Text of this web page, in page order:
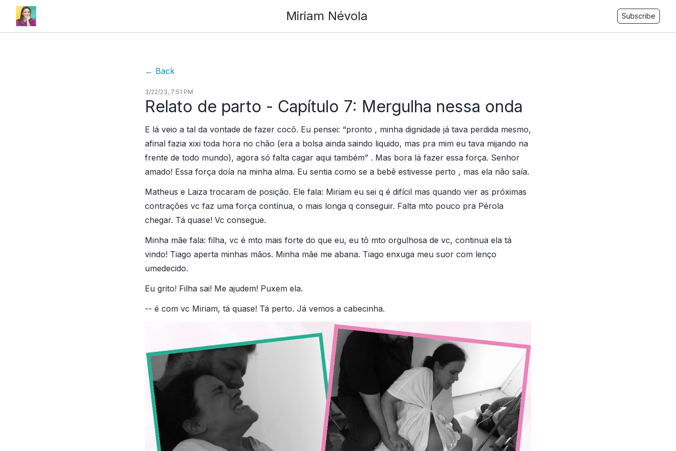
Miriam Névola Subscribe
← Back
3/22/23, 7:51 PM
Relato de parto - Capítulo 7: Mergulha nessa onda
E lá veio a tal da vontade de fazer cocô. Eu pensei: “pronto , minha dignidade já tava perdida mesmo,
afinal fazia xixi toda hora no chão (era a bolsa ainda saindo liquido, mas pra mim eu tava mijando na
frente de todo mundo), agora só falta cagar aqui também” . Mas bora lá fazer essa força. Senhor
amado! Essa força doía na minha alma. Eu sentia como se a bebê estivesse perto , mas ela não saía.
Matheus e Laiza trocaram de posição. Ele fala: Miriam eu sei q é difícil mas quando vier as próximas
contrações vc faz uma força contínua, o mais longa q conseguir. Falta mto pouco pra Pérola
chegar. Tá quase! Vc consegue.
Minha mãe fala: filha, vc é mto mais forte do que eu, eu tô mto orgulhosa de vc, continua ela tá
vindo! Tiago aperta minhas mãos. Minha mãe me abana. Tiago enxuga meu suor com lenço
umedecido.
Eu grito! Filha sai! Me ajudem! Puxem ela.
-- é com vc Miriam, tá quase! Tá perto. Já vemos a cabecinha.